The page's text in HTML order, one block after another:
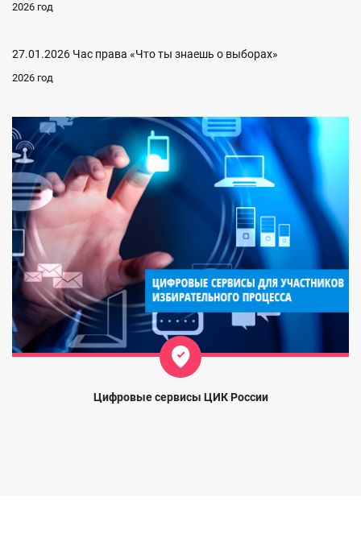
2026 год
27.01.2026 Час права «Что ты знаешь о выборах»
2026 год
Цифровые сервисы ЦИК России